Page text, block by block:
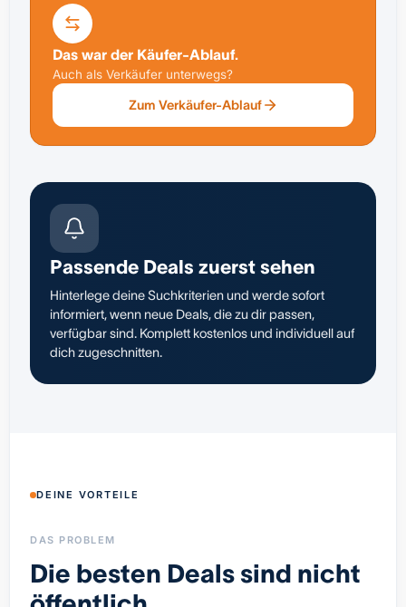
Das war der Käufer-Ablauf.
Auch als Verkäufer unterwegs?
Zum Verkäufer-Ablauf
Passende Deals zuerst sehen
Hinterlege deine Suchkriterien und werde sofort
informiert, wenn neue Deals, die zu dir passen,
verfügbar sind. Komplett kostenlos und individuell auf
dich zugeschnitten.
DEINE VORTEILE
DAS PROBLEM
Die besten Deals sind nicht